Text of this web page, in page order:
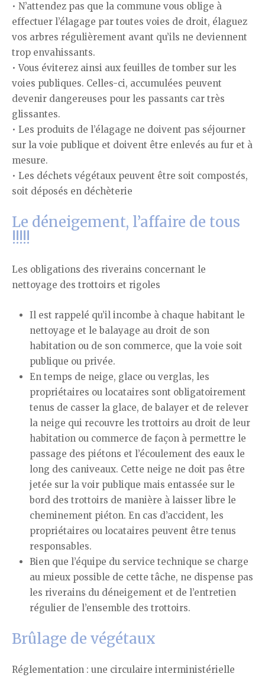
• N’attendez pas que la commune vous oblige à
effectuer l’élagage par toutes voies de droit, élaguez
vos arbres régulièrement avant qu’ils ne deviennent
trop envahissants.
• Vous éviterez ainsi aux feuilles de tomber sur les
voies publiques. Celles-ci, accumulées peuvent
devenir dangereuses pour les passants car très
glissantes.
• Les produits de l’élagage ne doivent pas séjourner
sur la voie publique et doivent être enlevés au fur et à
mesure.
• Les déchets végétaux peuvent être soit compostés,
soit déposés en déchèterie
Le déneigement, l’affaire de tous
!!!!!
Les obligations des riverains concernant le
nettoyage des trottoirs et rigoles
Il est rappelé qu’il incombe à chaque habitant le
nettoyage et le balayage au droit de son
habitation ou de son commerce, que la voie soit
publique ou privée.
En temps de neige, glace ou verglas, les
propriétaires ou locataires sont obligatoirement
tenus de casser la glace, de balayer et de relever
la neige qui recouvre les trottoirs au droit de leur
habitation ou commerce de façon à permettre le
passage des piétons et l’écoulement des eaux le
long des caniveaux. Cette neige ne doit pas être
jetée sur la voir publique mais entassée sur le
bord des trottoirs de manière à laisser libre le
cheminement piéton. En cas d’accident, les
propriétaires ou locataires peuvent être tenus
responsables.
Bien que l’équipe du service technique se charge
au mieux possible de cette tâche, ne dispense pas
les riverains du déneigement et de l’entretien
régulier de l’ensemble des trottoirs.
Brûlage de végétaux
Réglementation : une circulaire interministérielle